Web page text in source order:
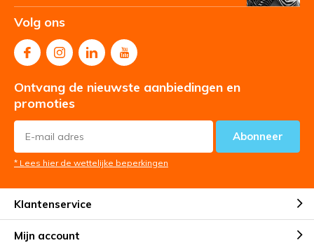
Volg ons
Ontvang de nieuwste aanbiedingen en
promoties
Abonneer
* Lees hier de wettelijke beperkingen
Klantenservice
Mijn account